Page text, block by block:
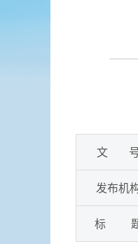
文
发布机
标